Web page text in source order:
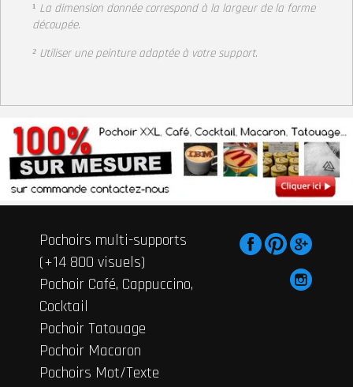
¹ La dimension donnée correspond à la largeur de la forme
découpée.
² Utiliser une peinture adaptée à votre support.
Pochoirs multi-supports
(+14 800 visuels)
Pochoir Café, Cappuccino,
Cocktail
Pochoir Tatouage
Pochoir Macaron
Pochoirs Mot/Texte